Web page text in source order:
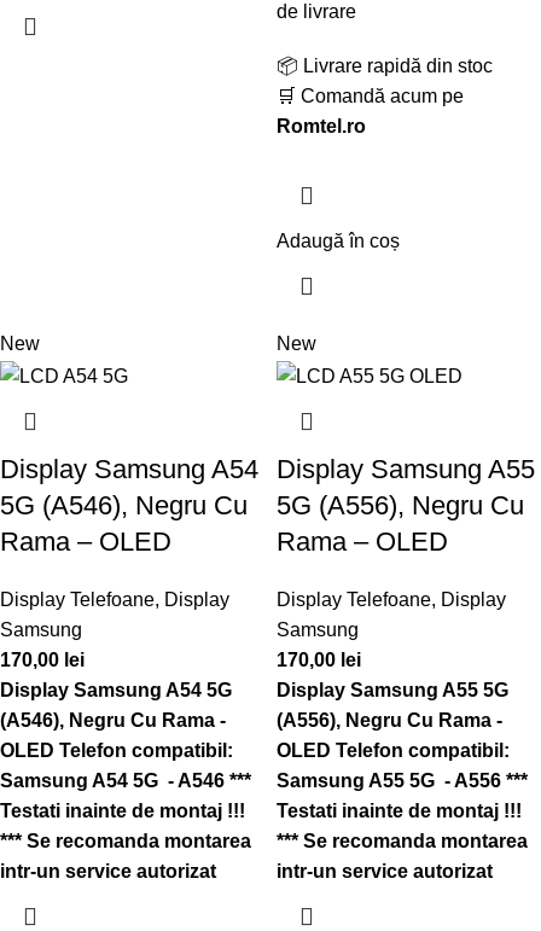
de livrare
📦 Livrare rapidă din stoc
🛒 Comandă acum pe
Romtel.ro
Adaugă în coș
New
Display Samsung A54
5G (A546), Negru Cu
Rama – OLED
Display Telefoane, Display
Samsung
170,00 lei
Display Samsung A54 5G
(A546), Negru Cu Rama -
OLED Telefon compatibil:
Samsung A54 5G - A546 ***
Testati inainte de montaj !!!
*** Se recomanda montarea
intr-un service autorizat
New
Display Samsung A55
5G (A556), Negru Cu
Rama – OLED
Display Telefoane, Display
Samsung
170,00 lei
Display Samsung A55 5G
(A556), Negru Cu Rama -
OLED Telefon compatibil:
Samsung A55 5G - A556 ***
Testati inainte de montaj !!!
*** Se recomanda montarea
intr-un service autorizat